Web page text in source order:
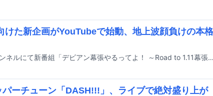
けた新企画がYouTubeで始動、地上波顔負けの本格
Devil ANTHEM.のYouTube公式チャンネルにて新番組「デビアン幕張やるってよ！ ～Road to 1.11幕張～」が始動した。
ーチューン「DASH!!!」、ライブで絶対盛り上が